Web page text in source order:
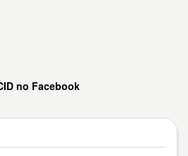
no Facebook